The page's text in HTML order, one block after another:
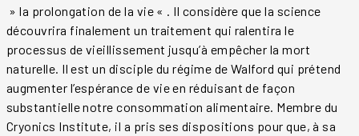
» la prolongation de la vie « . Il considère que la science
découvrira finalement un traitement qui ralentira le
processus de vieillissement jusqu’à empêcher la mort
naturelle. Il est un disciple du régime de Walford qui prétend
augmenter l’espérance de vie en réduisant de façon
substantielle notre consommation alimentaire. Membre du
Cryonics Institute, il a pris ses dispositions pour que, à sa